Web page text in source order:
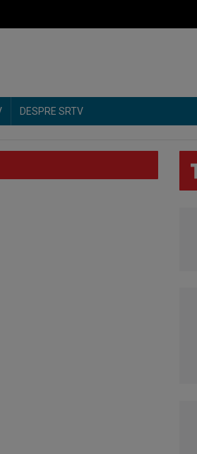
DESPRE SRTV